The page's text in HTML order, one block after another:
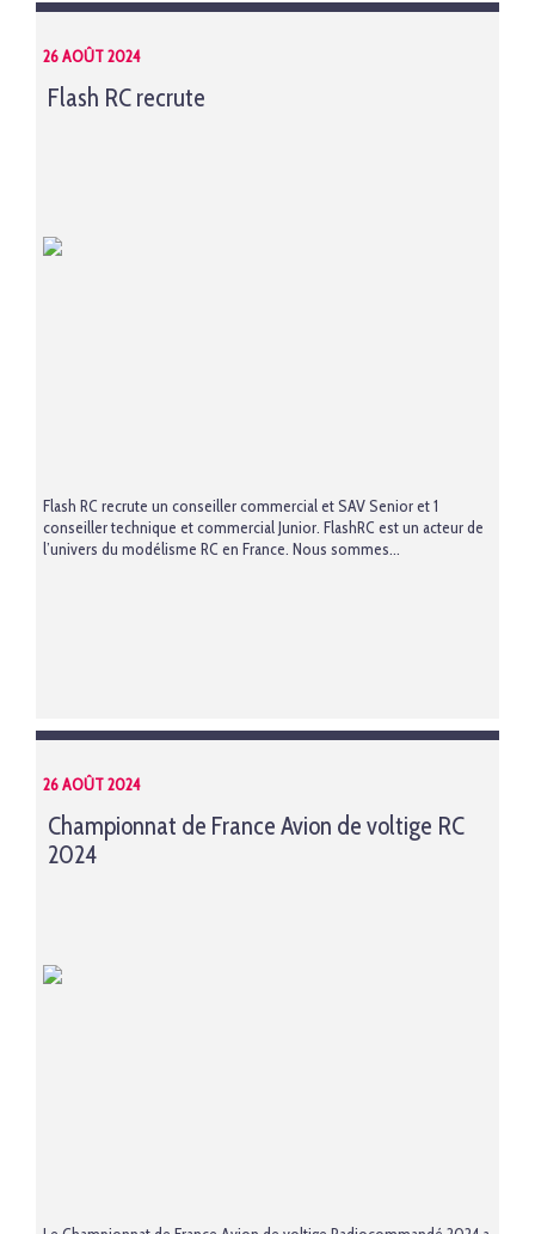
26 AOÛT 2024
Flash RC recrute
Flash RC recrute un conseiller commercial et SAV Senior et 1
conseiller technique et commercial Junior. FlashRC est un acteur de
l’univers du modélisme RC en France. Nous sommes...
26 AOÛT 2024
Championnat de France Avion de voltige RC
2024